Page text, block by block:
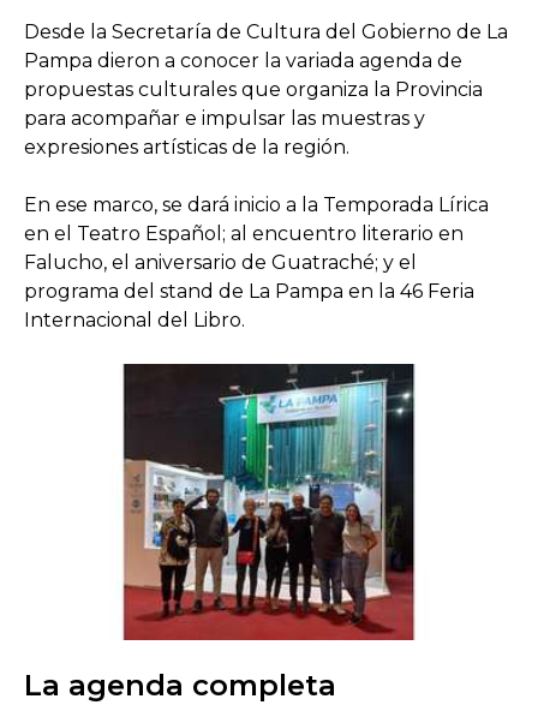
Desde la Secretaría de Cultura del Gobierno de La
Pampa dieron a conocer la variada agenda de
propuestas culturales que organiza la Provincia
para acompañar e impulsar las muestras y
expresiones artísticas de la región.
En ese marco, se dará inicio a la Temporada Lírica
en el Teatro Español; al encuentro literario en
Falucho, el aniversario de Guatraché; y el
programa del stand de La Pampa en la 46 Feria
Internacional del Libro.
La agenda completa